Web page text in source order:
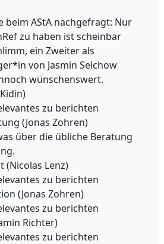
beim AStA nachgefragt: Nur
zu haben ist scheinbar
ein Zweiter als
von Jasmin Selchow
wünschenswert.
zu berichten
(Jonas Zohren)
über die übliche Beratung
(Nicolas Lenz)
zu berichten
(Jonas Zohren)
zu berichten
Richter)
zu berichten